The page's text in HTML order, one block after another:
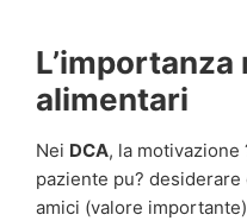
alimentari
Nei DCA, la motivazione
paziente pu?
amici (valore